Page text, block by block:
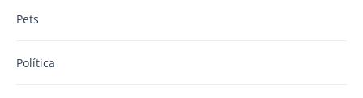
Pets
Política